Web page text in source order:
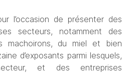
l’occasion de présenter des
secteurs, notamment des
machoirons, du miel et bien
d’exposants parmi lesquels,
et des entreprises